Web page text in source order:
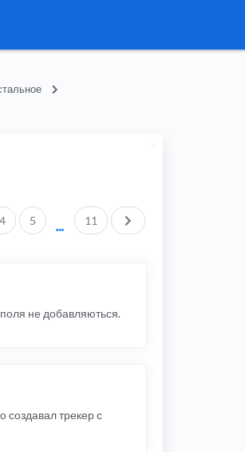
4 5 11 След.
не добавляються.
создавал трекер с